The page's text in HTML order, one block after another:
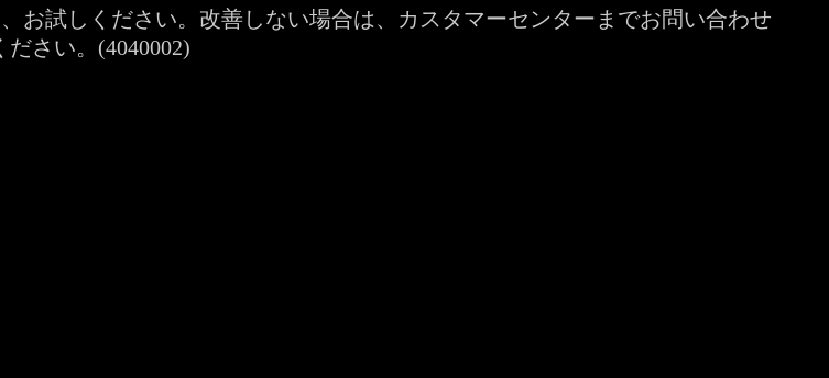
お試しください。改善しない場合は、カスタマーセンターまでお問い合わせ
ださい。(4040002)